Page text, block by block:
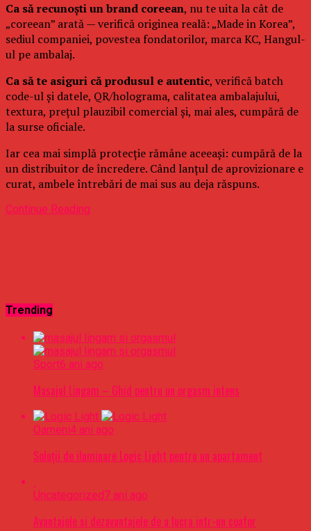
Ca să recunoști un brand coreean, nu te uita la cât de
„coreean” arată — verifică originea reală: „Made in Korea”,
sediul companiei, povestea fondatorilor, marca KC, Hangul-
ul pe ambalaj.
Ca să te asiguri că produsul e autentic, verifică batch
code-ul și datele, QR/holograma, calitatea ambalajului,
textura, prețul plauzibil comercial și, mai ales, cumpără de
la surse oficiale.
Iar cea mai simplă protecție rămâne aceeași: cumpără de la
un distribuitor de încredere. Când lanțul de aprovizionare e
curat, ambele întrebări de mai sus au deja răspuns.
Continue Reading
Trending
Sport6 ani ago
Masajul Lingam – Ghid pentru un orgasm intens
Oameni4 ani ago
Soluții de iluminare Logic Light pentru un apartament
Uncategorized7 ani ago
Avantajele si dezavantajele de a lucra intr-un coafor